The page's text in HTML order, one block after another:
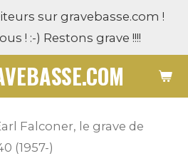
sur gravebasse.com !
! :-) Restons grave !!!!
Falconer, le grave de
(1957-)